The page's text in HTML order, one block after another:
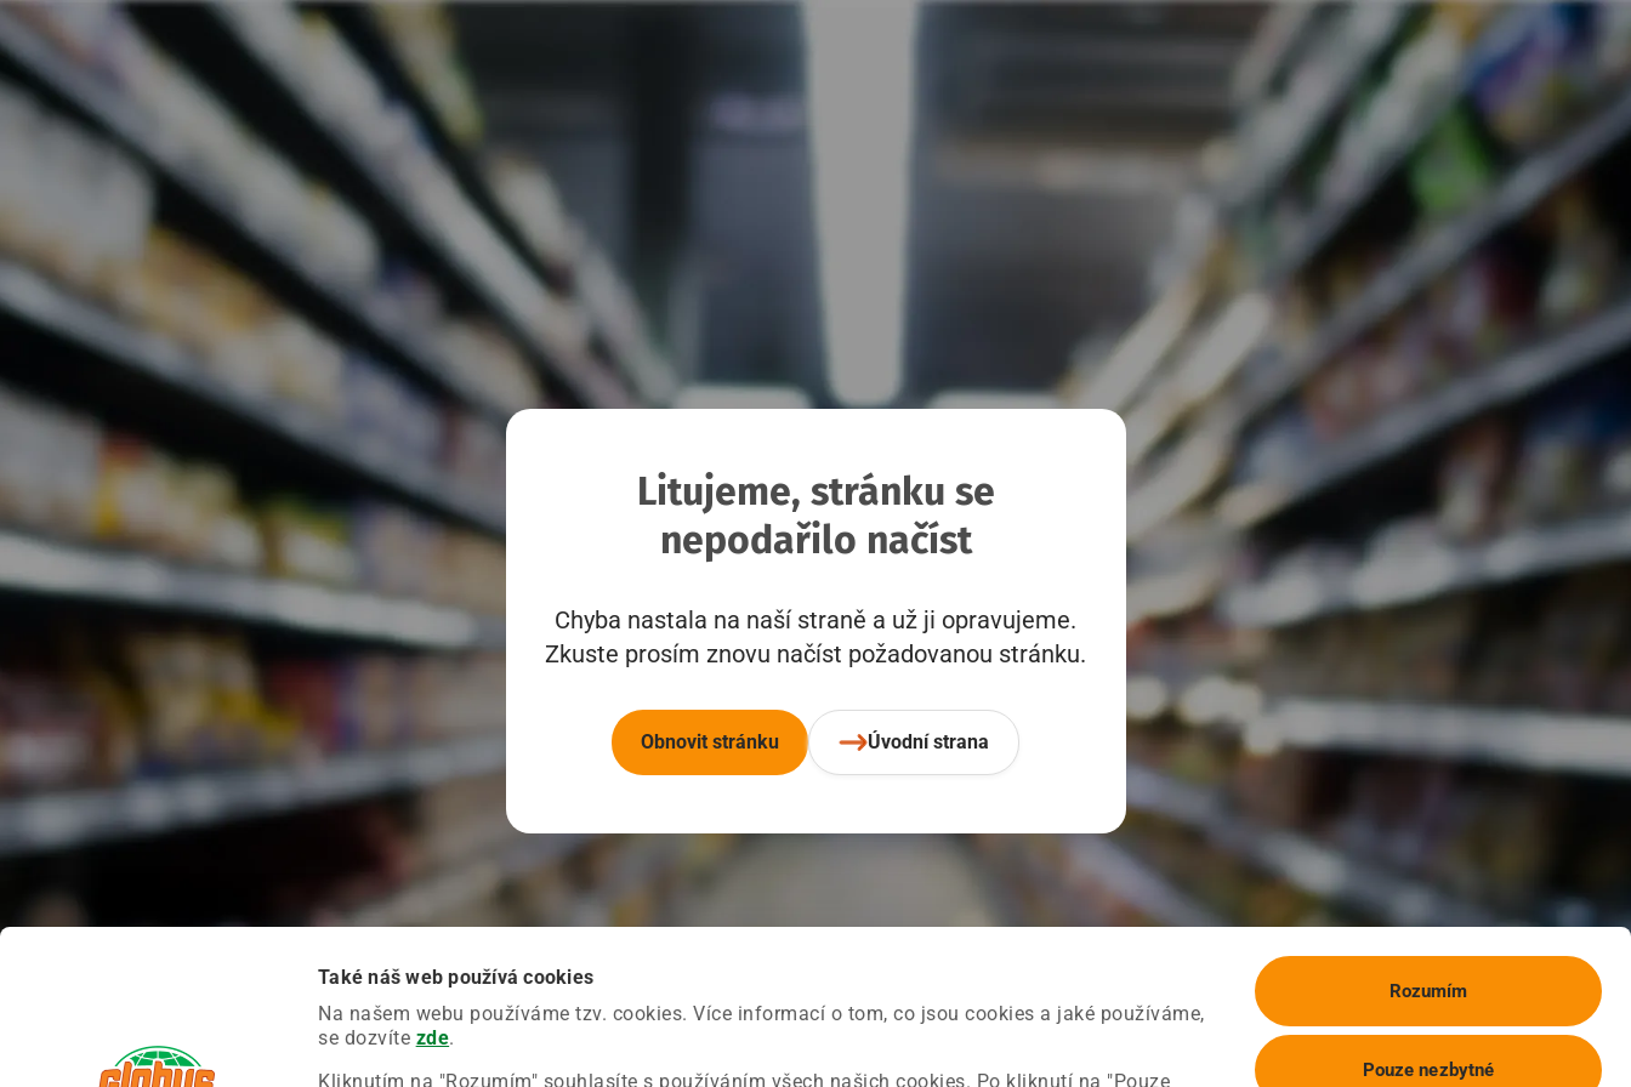
Také náš web používá cookies
Na našem webu používáme tzv. cookies. Více informací o tom, co jsou cookies a jaké používáme,
se dozvíte zde.
Kliknutím na "Rozumím" souhlasíte s používáním všech našich cookies. Po kliknutí na "Pouze
Rozumím
Pouze nezbytné
Litujeme, stránku se
nepodařilo načíst
Chyba nastala na naší straně a už ji opravujeme.
Zkuste prosím znovu načíst požadovanou stránku.
Obnovit stránku Úvodní strana